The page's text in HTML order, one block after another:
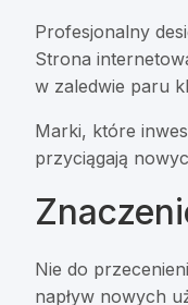
Profesjonalny
Strona
w zaledwie paru
Marki, które
przyciągają
Nie do
napływ nowych